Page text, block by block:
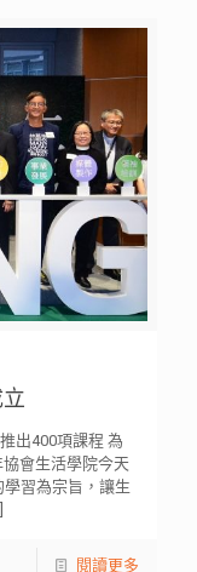
出400項課程 為
會生活學院今天
學習為宗旨，讓生
閱讀更多